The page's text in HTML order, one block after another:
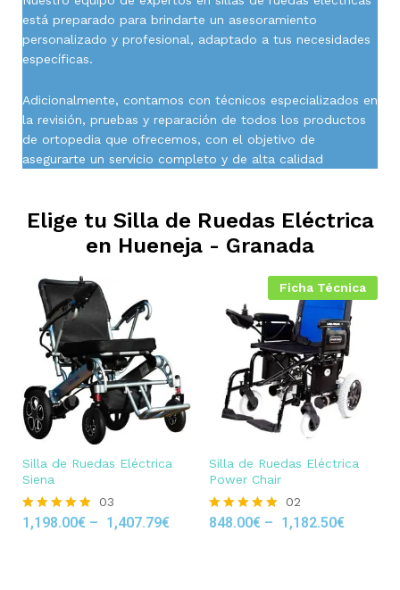
está preparado para brindarte un asesoramiento
personalizado y profesional, adaptado a tus necesidades
específicas.
Adicionalmente, contamos con técnicos especializados en
la revisión, pruebas y reparación de todos los productos
de ortopedia que ofrecemos, con el objetivo de
asegurarte un servicio completo y de alta calidad
Elige tu Silla de Ruedas Eléctrica
en Hueneja - Granada
Silla de Ruedas Eléctrica
Siena
Rated
03
1,198.00€ – 1,407.79€
Ficha Técnica
Silla de Ruedas Eléctrica
Power Chair
Rated
02
848.00€ – 1,182.50€